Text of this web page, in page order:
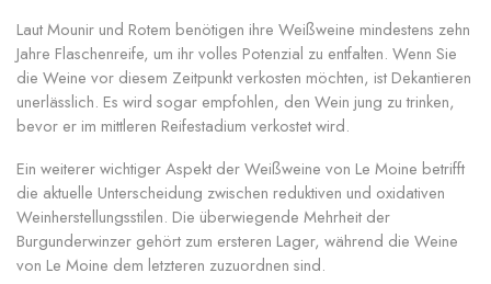
Laut Mounir und Rotem benötigen ihre Weißweine mindestens zehn
Jahre Flaschenreife, um ihr volles Potenzial zu entfalten. Wenn Sie
die Weine vor diesem Zeitpunkt verkosten möchten, ist Dekantieren
unerlässlich. Es wird sogar empfohlen, den Wein jung zu trinken,
bevor er im mittleren Reifestadium verkostet wird.
Ein weiterer wichtiger Aspekt der Weißweine von Le Moine betrifft
die aktuelle Unterscheidung zwischen reduktiven und oxidativen
Weinherstellungsstilen. Die überwiegende Mehrheit der
Burgunderwinzer gehört zum ersteren Lager, während die Weine
von Le Moine dem letzteren zuzuordnen sind.